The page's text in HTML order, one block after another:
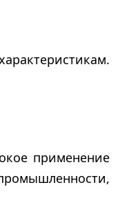
применение